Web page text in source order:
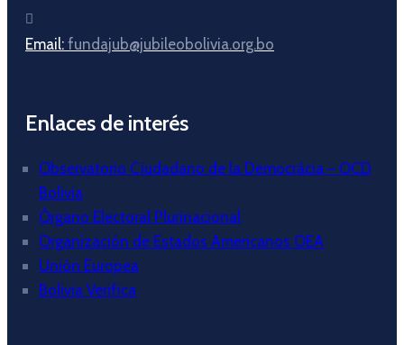
Email: fundajub@jubileobolivia.org.bo
Enlaces de interés
Observatorio Ciudadano de la Democrácia – OCD
Bolivia
Órgano Electoral Plurinacional
Organización de Estados Americanos OEA
Unión Europea
Bolivia Verifica